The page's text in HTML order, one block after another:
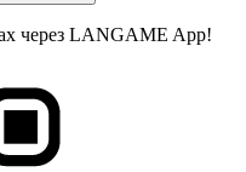
через LANGAME App!